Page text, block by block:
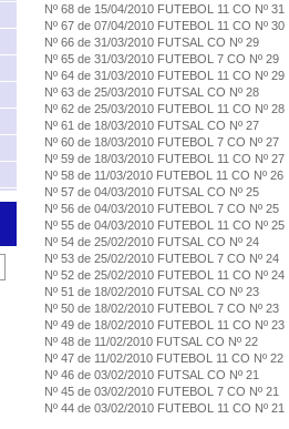
Nº 68 de 15/04/2010 FUTEBOL 11 CO Nº 31
Nº 67 de 07/04/2010 FUTEBOL 11 CO Nº 30
Nº 66 de 31/03/2010 FUTSAL CO Nº 29
Nº 65 de 31/03/2010 FUTEBOL 7 CO Nº 29
Nº 64 de 31/03/2010 FUTEBOL 11 CO Nº 29
Nº 63 de 25/03/2010 FUTSAL CO Nº 28
Nº 62 de 25/03/2010 FUTEBOL 11 CO Nº 28
Nº 61 de 18/03/2010 FUTSAL CO Nº 27
Nº 60 de 18/03/2010 FUTEBOL 7 CO Nº 27
Nº 59 de 18/03/2010 FUTEBOL 11 CO Nº 27
Nº 58 de 11/03/2010 FUTEBOL 11 CO Nº 26
Nº 57 de 04/03/2010 FUTSAL CO Nº 25
Nº 56 de 04/03/2010 FUTEBOL 7 CO Nº 25
Nº 55 de 04/03/2010 FUTEBOL 11 CO Nº 25
Nº 54 de 25/02/2010 FUTSAL CO Nº 24
Nº 53 de 25/02/2010 FUTEBOL 7 CO Nº 24
Nº 52 de 25/02/2010 FUTEBOL 11 CO Nº 24
Nº 51 de 18/02/2010 FUTSAL CO Nº 23
Nº 50 de 18/02/2010 FUTEBOL 7 CO Nº 23
Nº 49 de 18/02/2010 FUTEBOL 11 CO Nº 23
Nº 48 de 11/02/2010 FUTSAL CO Nº 22
Nº 47 de 11/02/2010 FUTEBOL 11 CO Nº 22
Nº 46 de 03/02/2010 FUTSAL CO Nº 21
Nº 45 de 03/02/2010 FUTEBOL 7 CO Nº 21
Nº 44 de 03/02/2010 FUTEBOL 11 CO Nº 21